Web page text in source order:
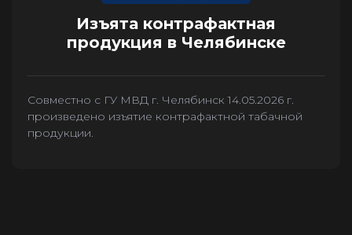
Изъята контрафактная
продукция в Челябинске
Совместно с ГУ МВД г. Челябинск 14.05.2026 г.
произведено изъятие контрафактной табачной
продукции.